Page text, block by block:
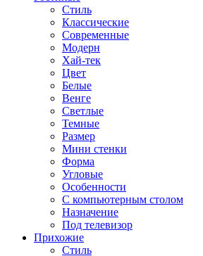
Стиль
Классические
Современные
Модерн
Хай-тек
Цвет
Белые
Венге
Светлые
Темные
Размер
Мини стенки
Форма
Угловые
Особенности
С компьютерным столом
Назначение
Под телевизор
Прихожие
Стиль